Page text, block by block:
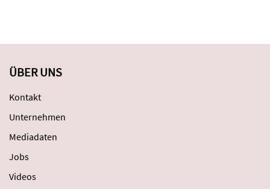
ÜBER UNS
Kontakt
Unternehmen
Mediadaten
Jobs
Videos